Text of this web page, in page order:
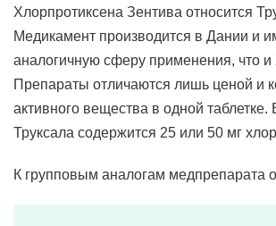
Хлорпротиксена Зентива относится
Медикамент производится в Дании и
аналогичную сферу применения, что и
Препараты отличаются лишь ценой и
активного вещества в одной таблетке.
Труксала содержится 25 или 50 мг
К групповым аналогам медпрепарата